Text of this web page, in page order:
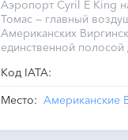
Аэропорт Cyril E King
Томас — главный
Американских
единственной
Код IATA:
Место: